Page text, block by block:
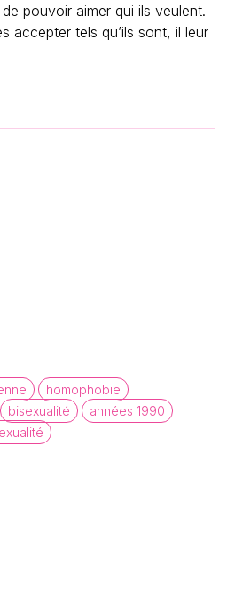
pouvoir aimer qui ils veulent.
accepter tels qu’ils sont, il leur
homophobie
bisexualité
années 1990